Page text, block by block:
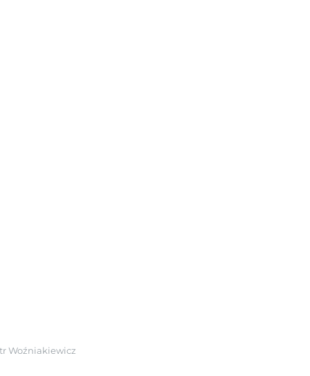
Woźniakiewicz